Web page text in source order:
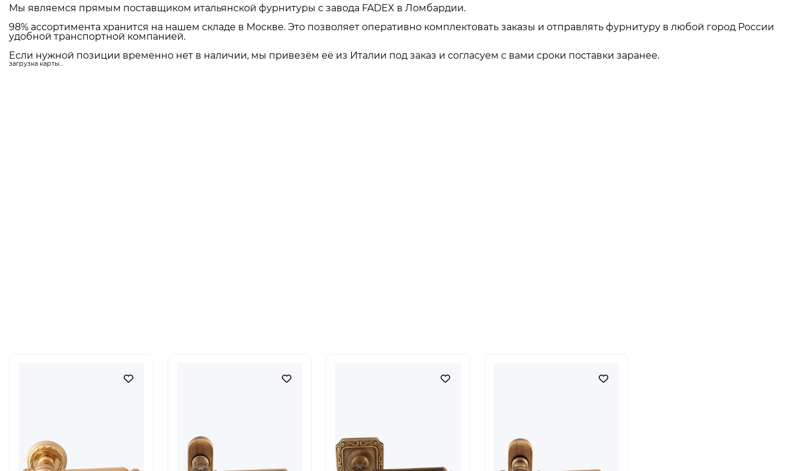
Мы являемся прямым поставщиком итальянской фурнитуры с завода FADEX в Ломбардии.
98% ассортимента хранится на нашем складе в Москве. Это позволяет оперативно комплектовать заказы и отправлять фурнитуру в любой город России
удобной транспортной компанией.
Если нужной позиции временно нет в наличии, мы привезём её из Италии под заказ и согласуем с вами сроки поставки заранее.
загрузка карты...